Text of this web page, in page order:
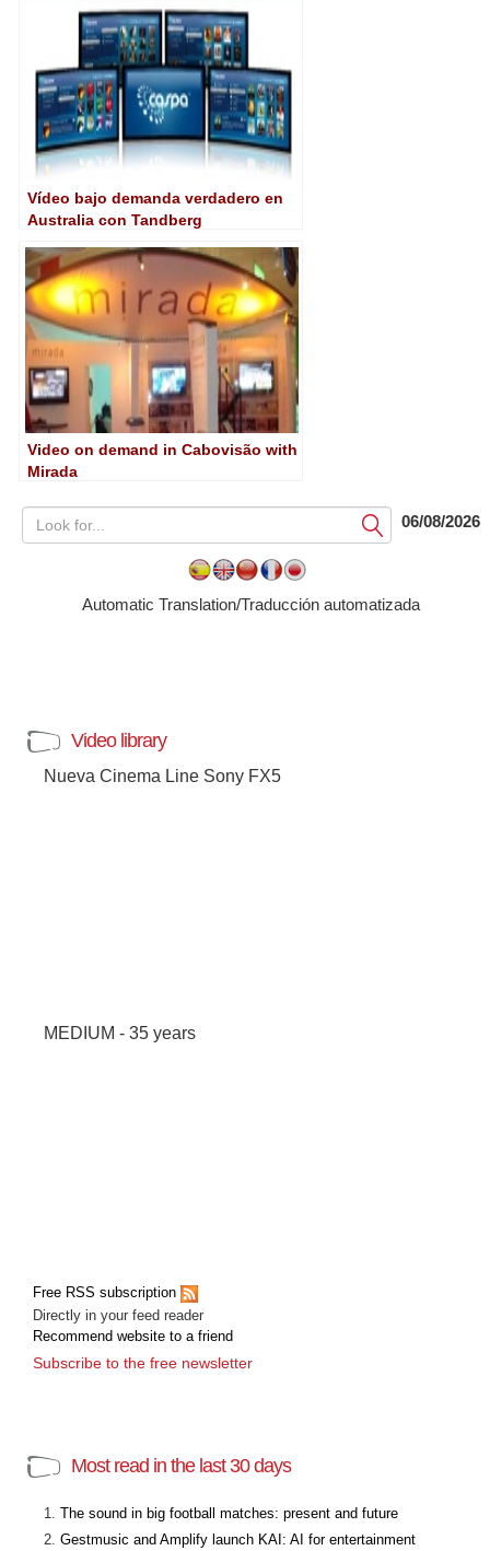
Vídeo bajo demanda verdadero en
Australia con Tandberg
Video on demand in Cabovisão with
Mirada
Submit06/08/2026
Automatic Translation/Traducción automatizada
Video library
Nueva Cinema Line Sony FX5
MEDIUM - 35 years
Free RSS subscription
Directly in your feed reader
Recommend website to a friend
Subscribe to the free newsletter
Most read in the last 30 days
The sound in big football matches: present and future
Gestmusic and Amplify launch KAI: AI for entertainment